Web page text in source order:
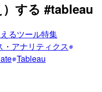
する #tableau
るツール特集
・アナリティクス
Tableau